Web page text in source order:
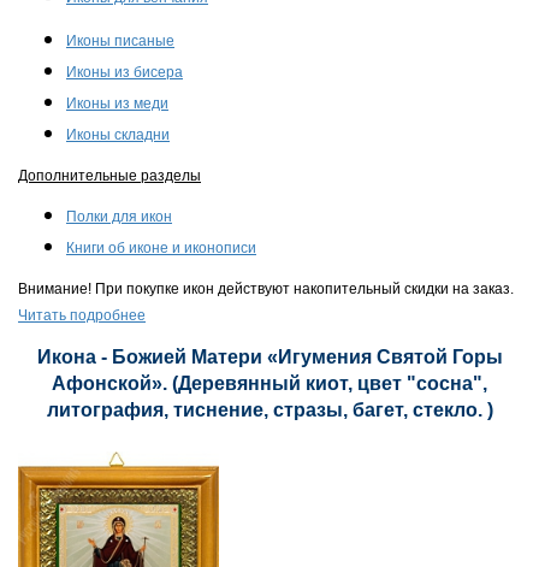
Иконы писаные
Иконы из бисера
Иконы из меди
Иконы складни
Дополнительные разделы
Полки для икон
Книги об иконе и иконописи
Внимание! При покупке икон действуют накопительный скидки на заказ.
Читать подробнее
Икона - Божией Матери «Игумения Святой Горы
Афонской». (Деревянный киот, цвет "сосна",
литография, тиснение, стразы, багет, стекло. )